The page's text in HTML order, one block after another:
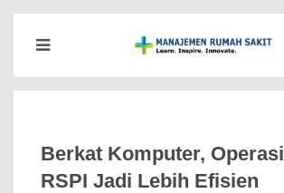
Berkat Komputer,
RSPI Jadi Lebih Efisien